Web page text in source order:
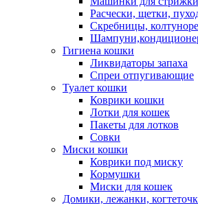
Расчески, щетки,
Скребницы,
Гигиена кошки
Ликвидаторы запаха
Спреи отпугивающие
Туалет кошки
Коврики кошки
Лотки для кошек
Пакеты для лотков
Совки
Миски кошки
Коврики под миску
Кормушки
Миски для кошек
Домики, лежанки,